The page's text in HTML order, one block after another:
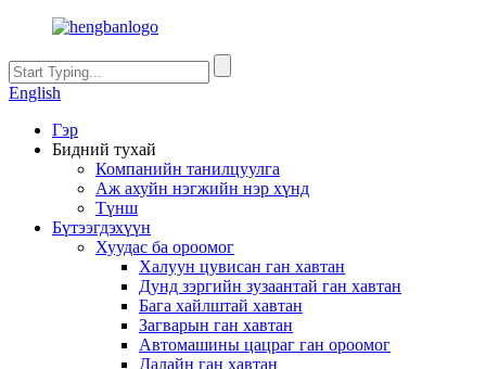
English
Гэр
Бидний тухай
Компанийн танилцуулга
Аж ахуйн нэгжийн нэр хүнд
Түнш
Бүтээгдэхүүн
Хуудас ба ороомог
Халуун цувисан ган хавтан
Дунд зэргийн зузаантай ган хавтан
Бага хайлштай хавтан
Загварын ган хавтан
Автомашины цацраг ган ороомог
Далайн ган хавтан